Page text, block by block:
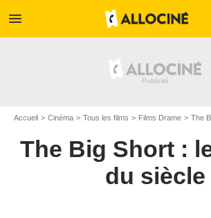
menu
Accueil Cinéma Tous les films Films Drame The
The Big Short :
du siècle